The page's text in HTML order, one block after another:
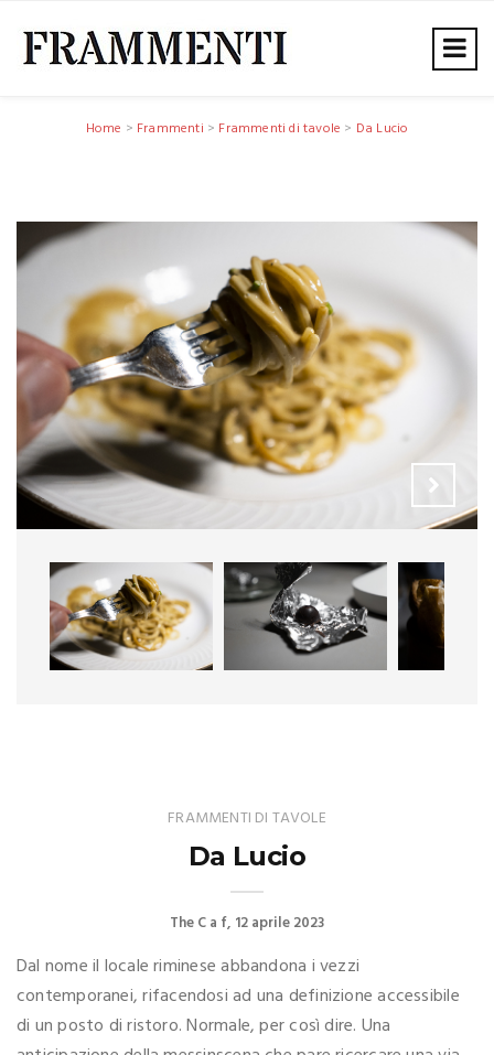
Home > Frammenti > Frammenti di tavole > Da Lucio
FRAMMENTI DI TAVOLE
Da Lucio
The C a f 12 aprile 2023
Dal nome il locale riminese abbandona i vezzi
contemporanei, rifacendosi ad una definizione accessibile
di un posto di ristoro. Normale, per così dire. Una